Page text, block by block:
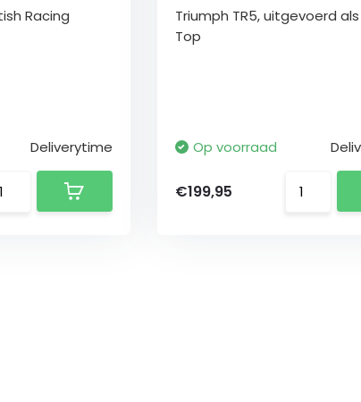
Racing
Deliverytime
Triumph TR5, uitgevoerd
Top
Op voorraad
€199,95